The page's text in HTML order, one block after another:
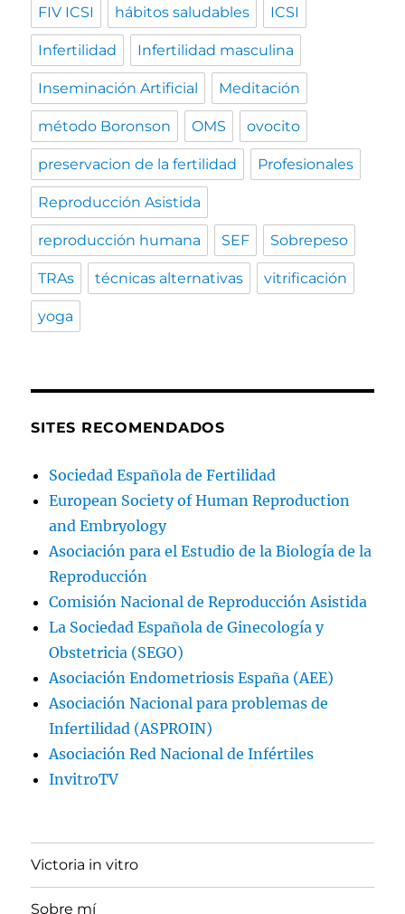
FIV ICSI hábitos saludables ICSI
Infertilidad Infertilidad masculina
Inseminación Artificial Meditación
método Boronson OMS ovocito
preservacion de la fertilidad Profesionales
Reproducción Asistida
reproducción humana SEF Sobrepeso
TRAs técnicas alternativas vitrificación
yoga
SITES RECOMENDADOS
Sociedad Española de Fertilidad
European Society of Human Reproduction
and Embryology
Asociación para el Estudio de la Biología de la
Reproducción
Comisión Nacional de Reproducción Asistida
La Sociedad Española de Ginecología y
Obstetricia (SEGO)
Asociación Endometriosis España (AEE)
Asociación Nacional para problemas de
Infertilidad (ASPROIN)
Asociación Red Nacional de Infértiles
InvitroTV
Victoria in vitro
Sobre mí